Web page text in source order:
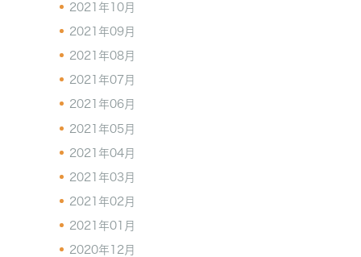
2021年10月
2021年09月
2021年08月
2021年07月
2021年06月
2021年05月
2021年04月
2021年03月
2021年02月
2021年01月
2020年12月